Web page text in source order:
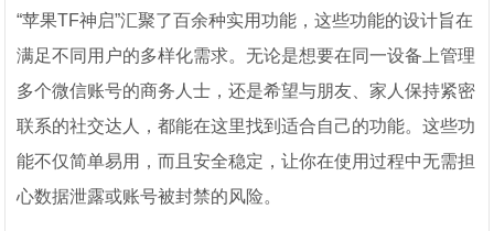
“苹果TF神启”汇聚了百余种实用功能，这些功能的设计旨在
满足不同用户的多样化需求。无论是想要在同一设备上管理
多个微信账号的商务人士，还是希望与朋友、家人保持紧密
联系的社交达人，都能在这里找到适合自己的功能。这些功
能不仅简单易用，而且安全稳定，让你在使用过程中无需担
心数据泄露或账号被封禁的风险。